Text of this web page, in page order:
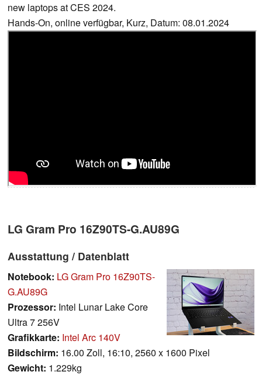
new laptops at CES 2024.
Hands-On, online verfügbar, Kurz, Datum: 08.01.2024
LG Gram Pro 16Z90TS-G.AU89G
Ausstattung / Datenblatt
Notebook: LG Gram Pro 16Z90TS-
G.AU89G
Prozessor: Intel Lunar Lake Core
Ultra 7 256V
Grafikkarte: Intel Arc 140V
Bildschirm: 16.00 Zoll, 16:10, 2560 x 1600 Pixel
Gewicht: 1.229kg